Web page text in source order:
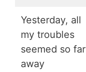
Yesterday, all
my troubles
seemed so far
away